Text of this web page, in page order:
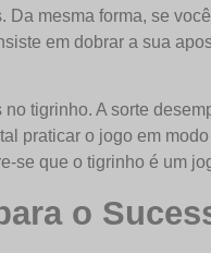
mesma forma, se
em dobrar a sua
tigrinho. A sorte
praticar o jogo em
se que o tigrinho é um
o